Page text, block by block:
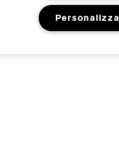
Personalizza